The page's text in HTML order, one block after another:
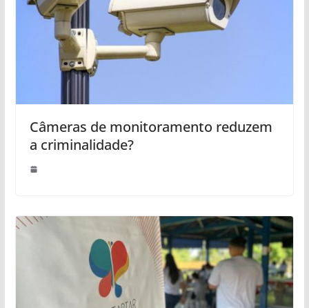
Câmeras de monitoramento reduzem
a criminalidade?